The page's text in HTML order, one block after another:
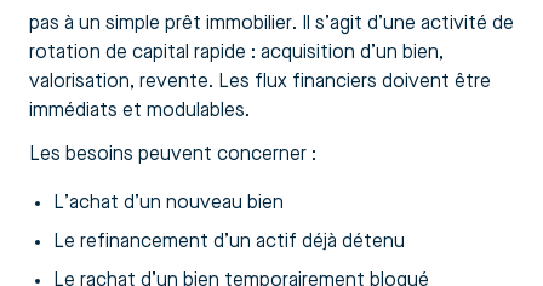
pas à un simple prêt immobilier. Il s’agit d’une activité de
rotation de capital rapide : acquisition d’un bien,
valorisation, revente. Les flux financiers doivent être
immédiats et modulables.
Les besoins peuvent concerner :
L’achat d’un nouveau bien
Le refinancement d’un actif déjà détenu
Le rachat d’un bien temporairement bloqué